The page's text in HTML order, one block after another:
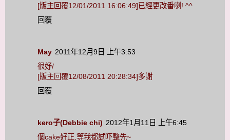
[版主回覆12/01/2011 16:06:49]已經更改番喇! ^^
回覆
May 2011年12月9日 上午3:53
很妤/
[版主回覆12/08/2011 20:28:34]多謝
回覆
kero子(Debbie chi) 2012年1月11日 上午6:45
個cake好正,等我都試吓整先~